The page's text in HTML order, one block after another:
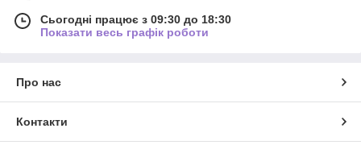
Сьогодні працює з 09:30 до 18:30
Показати весь графік роботи
Про нас
Контакти